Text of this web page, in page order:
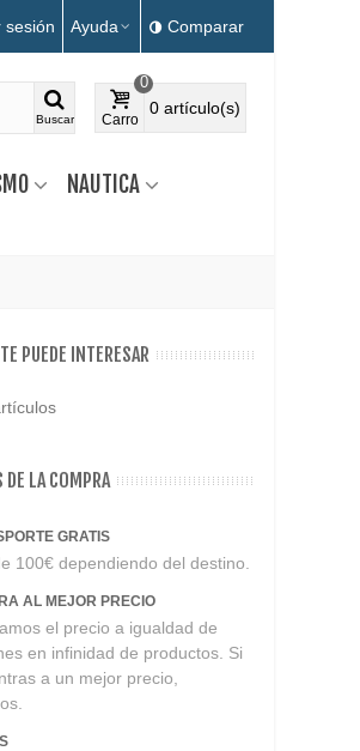
sesión Ayuda Comparar
Buscar Carro
0
0 artículo(s)
NAUTICA
PUEDE INTERESAR
DE LA COMPRA
GRATIS
100€ dependiendo del destino.
AL MEJOR PRECIO
el precio a igualdad de
en infinidad de productos. Si
a un mejor precio,